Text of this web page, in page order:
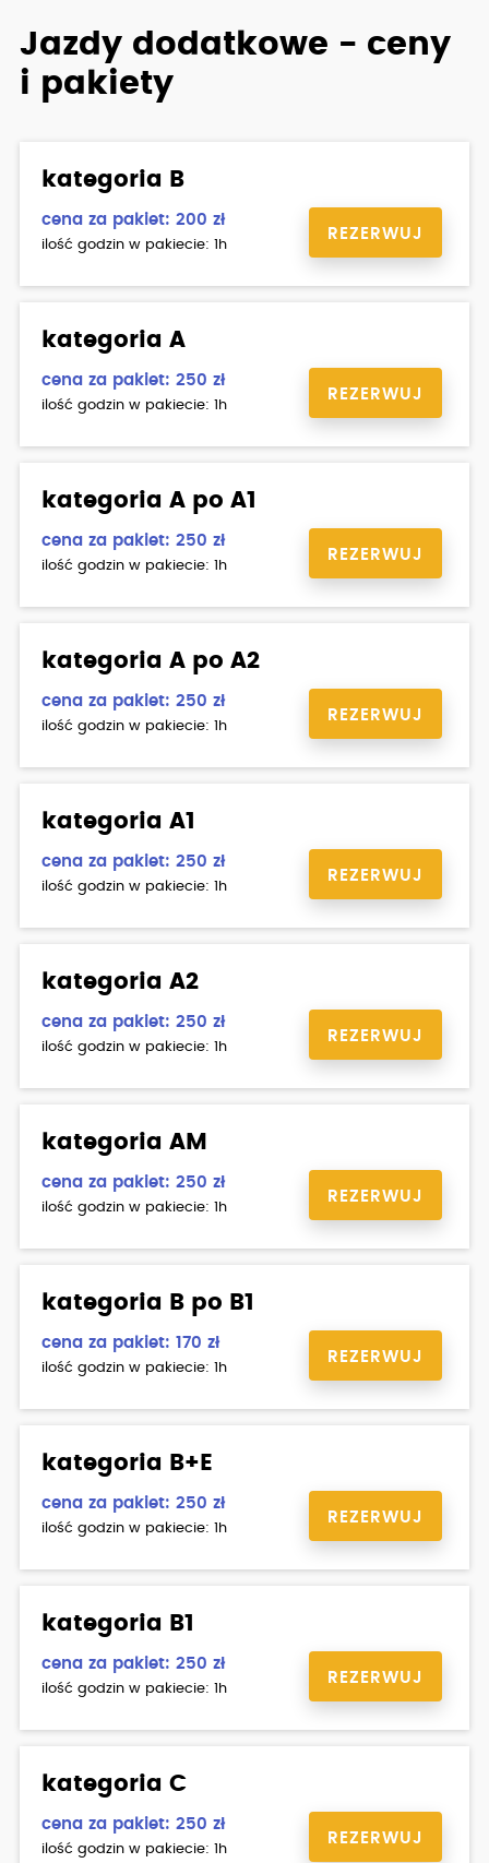
- podstawienie samochodu na którym uczyłeś się jeździć
na egzamin państwowy
Jazdy dodatkowe - ceny
i pakiety
kategoria B
cena za pakiet: 200 zł
ilość godzin w pakiecie: 1h
REZERWUJ
kategoria A
cena za pakiet: 250 zł
ilość godzin w pakiecie: 1h
REZERWUJ
kategoria A po A1
cena za pakiet: 250 zł
ilość godzin w pakiecie: 1h
REZERWUJ
kategoria A po A2
cena za pakiet: 250 zł
ilość godzin w pakiecie: 1h
REZERWUJ
kategoria A1
cena za pakiet: 250 zł
ilość godzin w pakiecie: 1h
REZERWUJ
kategoria A2
cena za pakiet: 250 zł
ilość godzin w pakiecie: 1h
REZERWUJ
kategoria AM
cena za pakiet: 250 zł
ilość godzin w pakiecie: 1h
REZERWUJ
kategoria B po B1
cena za pakiet: 170 zł
ilość godzin w pakiecie: 1h
REZERWUJ
kategoria B+E
cena za pakiet: 250 zł
ilość godzin w pakiecie: 1h
REZERWUJ
kategoria B1
cena za pakiet: 250 zł
ilość godzin w pakiecie: 1h
REZERWUJ
kategoria C
cena za pakiet: 250 zł
ilość godzin w pakiecie: 1h
REZERWUJ